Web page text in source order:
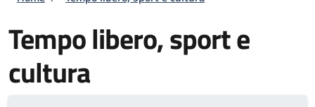
Tempo libero, sport e
cultura